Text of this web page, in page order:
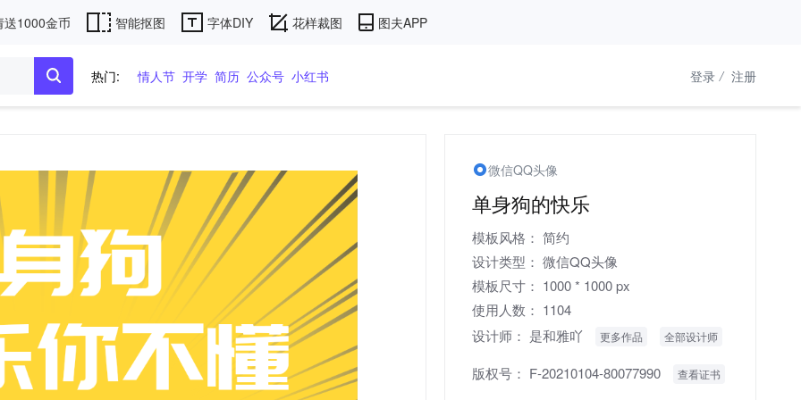
送1000金币 智能抠图 字体DIY 花样裁图 图夫APP
热门: 情人节 开学 简历 公众号 小红书 登录 / 注册
微信QQ头像
单身狗的快乐
模板风格： 简约
设计类型： 微信QQ头像
模板尺寸： 1000 * 1000 px
使用人数： 1104
设计师： 是和雅吖 更多作品 全部设计师
版权号： F-20210104-80077990 查看证书